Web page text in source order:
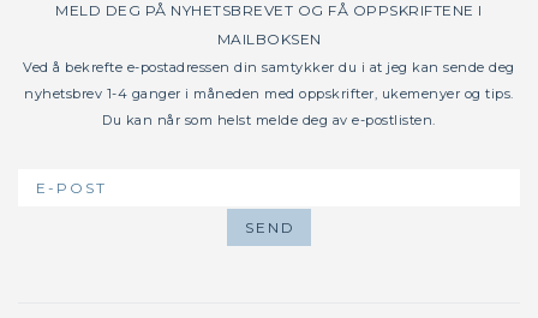
MELD DEG PÅ NYHETSBREVET OG FÅ OPPSKRIFTENE I
MAILBOKSEN
Ved å bekrefte e-postadressen din samtykker du i at jeg kan sende deg
nyhetsbrev 1-4 ganger i måneden med oppskrifter, ukemenyer og tips.
Du kan når som helst melde deg av e-postlisten.